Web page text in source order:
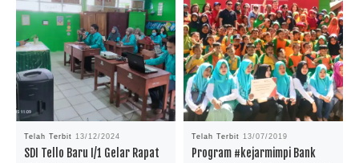
Telah Terbit13/12/2024
SDI Tello Baru I/1 Gelar Rapat
Telah Terbit13/07/2019
Program #kejarmimpi Bank